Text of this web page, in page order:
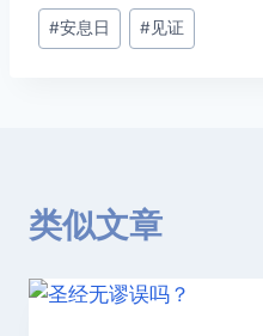
文
章
#安息日 #见证
类似文章